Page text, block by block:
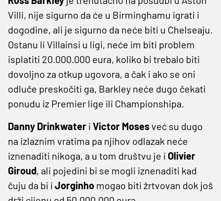
Villi, nije sigurno da će u Birminghamu igrati i
dogodine, ali je sigurno da neće biti u Chelseaju.
Ostanu li Villainsi u ligi, neće im biti problem
isplatiti 20.000.000 eura, koliko bi trebalo biti
dovoljno za otkup ugovora, a čak i ako se oni
odluče preskočiti ga, Barkley neće dugo čekati
ponudu iz Premier lige ili Championshipa.
Danny Drinkwater i Victor Mosesveć su dugo
na izlaznim vratima pa njihov odlazak neće
iznenaditi nikoga, a u tom društvu je i Olivier
Giroud, ali pojedini bi se mogli iznenaditi kad
čuju da bi i Jorginho mogao biti žrtvovan dok još